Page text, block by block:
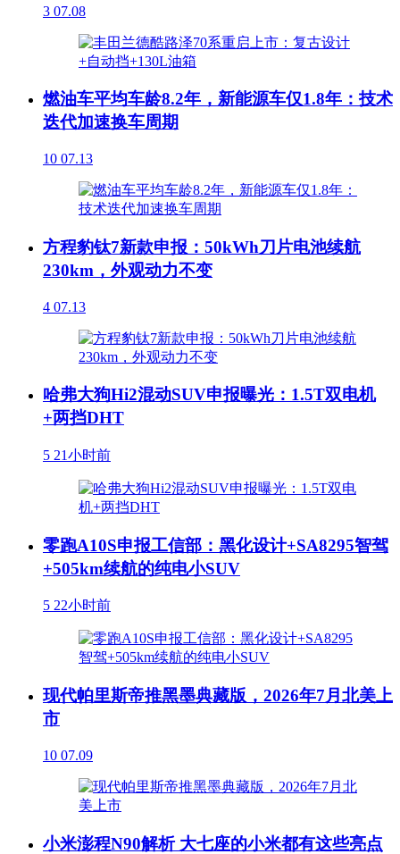
3 07.08
燃油车平均车龄8.2年，新能源车仅1.8年：技术
迭代加速换车周期
10 07.13
方程豹钛7新款申报：50kWh刀片电池续航
230km，外观动力不变
4 07.13
哈弗大狗Hi2混动SUV申报曝光：1.5T双电机
+两挡DHT
5 21小时前
零跑A10S申报工信部：黑化设计+SA8295智驾
+505km续航的纯电小SUV
5 22小时前
现代帕里斯帝推黑墨典藏版，2026年7月北美上
市
10 07.09
小米澎程N90解析 大七座的小米都有这些亮点